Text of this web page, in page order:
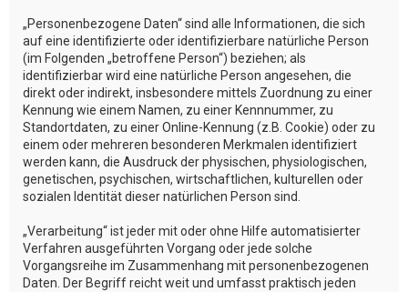
„Personenbezogene Daten“ sind alle Informationen, die sich
auf eine identifizierte oder identifizierbare natürliche Person
(im Folgenden „betroffene Person“) beziehen; als
identifizierbar wird eine natürliche Person angesehen, die
direkt oder indirekt, insbesondere mittels Zuordnung zu einer
Kennung wie einem Namen, zu einer Kennnummer, zu
Standortdaten, zu einer Online-Kennung (z.B. Cookie) oder zu
einem oder mehreren besonderen Merkmalen identifiziert
werden kann, die Ausdruck der physischen, physiologischen,
genetischen, psychischen, wirtschaftlichen, kulturellen oder
sozialen Identität dieser natürlichen Person sind.
„Verarbeitung“ ist jeder mit oder ohne Hilfe automatisierter
Verfahren ausgeführten Vorgang oder jede solche
Vorgangsreihe im Zusammenhang mit personenbezogenen
Daten. Der Begriff reicht weit und umfasst praktisch jeden